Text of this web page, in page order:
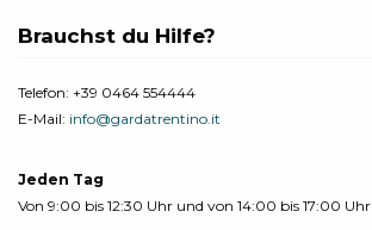
Brauchst du Hilfe?
Telefon: +39 0464 554444
E-Mail: info@gardatrentino.it
Jeden Tag
Von 9:00 bis 12:30 Uhr und von 14:00 bis 17:00 Uhr